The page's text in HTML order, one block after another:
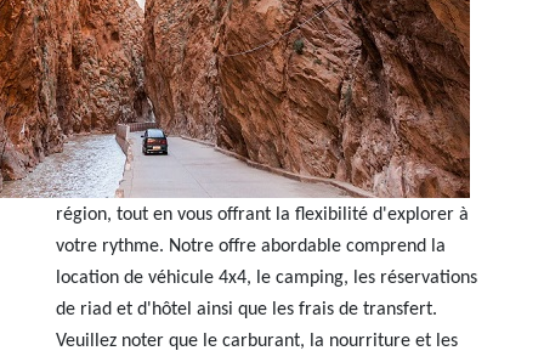
région, tout en vous offrant la flexibilité d'explorer à
votre rythme. Notre offre abordable comprend la
location de véhicule 4x4, le camping, les réservations
de riad et d'hôtel ainsi que les frais de transfert.
Veuillez noter que le carburant, la nourriture et les